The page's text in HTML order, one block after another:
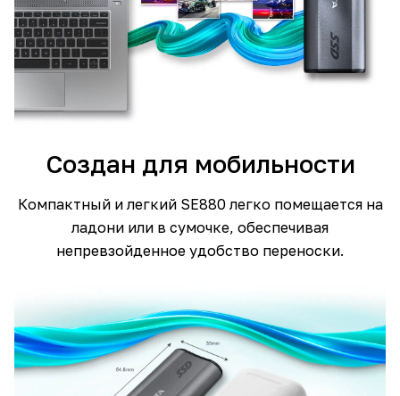
Создан для мобильности
Компактный и легкий SE880 легко помещается на
ладони или в сумочке, обеспечивая
непревзойденное удобство переноски.